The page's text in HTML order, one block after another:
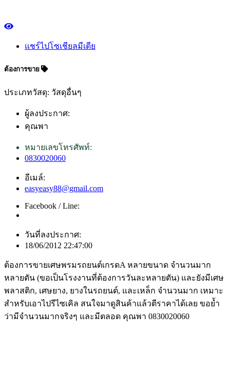
แชร์ไปโซเชียลมีเดีย
ต้องการขาย
ประเภทวัสดุ: วัสดุอื่นๆ
ผู้ลงประกาศ:
คุณพา
หมายเลขโทรศัพท์:
0830020060
อีเมล์:
easyeasy88@gmail.com
Facebook / Line:
วันที่ลงประกาศ:
18/06/2012 22:47:00
ต้องการขายเศษพรมรถยนต์เกรดA หลายขนาด จำนวนมาก
หลายตัน (ขอเป็นโรงงานที่ต้องการวันละหลายตัน) และยังมีเศษ
พลาสติก, เศษยาง, ยางในรถยนต์, และเหล็ก จำนวนมาก เหมาะ
สำหรับเอาไปรีไซเคิล สนใจมาดูสินค้าแล้วตีราคาได้เลย ขอย้ำ
ว่ามีจำนวนมากจริงๆ และมีตลอด คุณพา 0830020060